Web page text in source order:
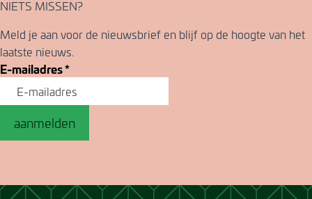
NIETS MISSEN?
Meld je aan voor de nieuwsbrief en blijf op de hoogte van het
laatste nieuws.
E-mailadres*
aanmelden